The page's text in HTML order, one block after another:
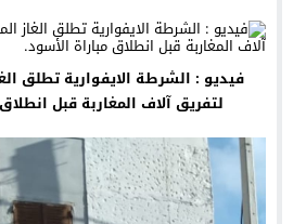
فيديو : الشرطة الايفوارية تطلق
لتفريق آلاف المغاربة قبل